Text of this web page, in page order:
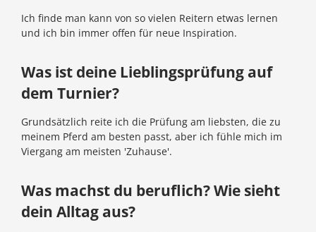
Ich finde man kann von so vielen Reitern etwas lernen
und ich bin immer offen für neue Inspiration.
Was ist deine Lieblingsprüfung auf
dem Turnier?
Grundsätzlich reite ich die Prüfung am liebsten, die zu
meinem Pferd am besten passt, aber ich fühle mich im
Viergang am meisten 'Zuhause'.
Was machst du beruflich? Wie sieht
dein Alltag aus?